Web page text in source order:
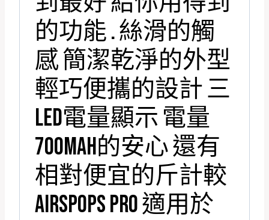
的功能 . 絲滑的觸
感 簡潔乾淨的外型
輕巧便攜的設計 三
LED電量顯示 電量
700MAH的安心 還有
相對便宜的斤計較
AIRSPOPS PRO 適用於